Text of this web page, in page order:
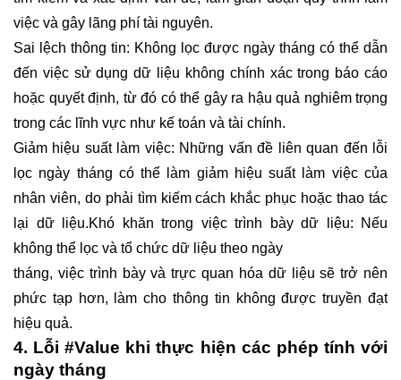
việc và gây lãng phí tài nguyên.
Sai lệch thông tin: Không lọc được ngày tháng có thể dẫn
đến việc sử dụng dữ liệu không chính xác trong báo cáo
hoặc quyết định, từ đó có thể gây ra hậu quả nghiêm trọng
trong các lĩnh vực như kế toán và tài chính.
Giảm hiệu suất làm việc: Những vấn đề liên quan đến lỗi
lọc ngày tháng có thể làm giảm hiệu suất làm việc của
nhân viên, do phải tìm kiếm cách khắc phục hoặc thao tác
lại dữ liệu.Khó khăn trong việc trình bày dữ liệu: Nếu
không thể lọc và tổ chức dữ liệu theo ngày
tháng, việc trình bày và trực quan hóa dữ liệu sẽ trở nên
phức tạp hơn, làm cho thông tin không được truyền đạt
hiệu quả.
4. Lỗi #Value khi thực hiện các phép tính với
ngày tháng